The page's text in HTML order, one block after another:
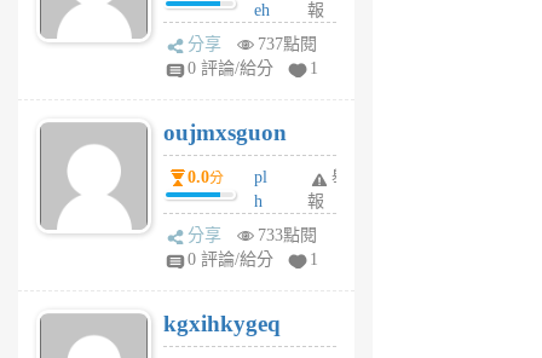
v
A
V
個
月
前
eh
ld
gy
個
月
前
報
分享
737點閱
0 評論/給分
1
oujmxsguon
0.0分
pl
h
wi
w
6
個
舉
報
分享
733點閱
0 評論/給分
1
kgxihkygeq